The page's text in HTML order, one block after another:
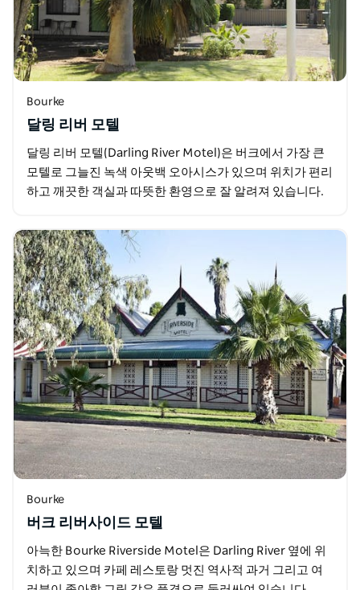
Bourke
달링 리버 모텔
달링 리버 모텔(Darling River Motel)은 버크에서 가장 큰
모텔로 그늘진 녹색 아웃백 오아시스가 있으며 위치가 편리
하고 깨끗한 객실과 따뜻한 환영으로 잘 알려져 있습니다.
Bourke
버크 리버사이드 모텔
아늑한 Bourke Riverside Motel은 Darling River 옆에 위
치하고 있으며 카페 레스토랑 멋진 역사적 과거 그리고 여